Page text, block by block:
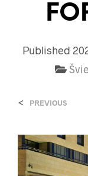
Published
< PREVIOUS